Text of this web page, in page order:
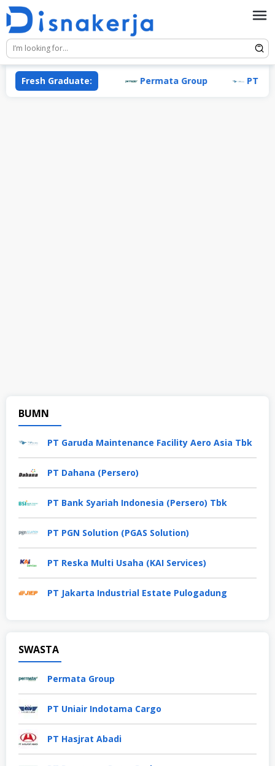
Skip
content
Fresh Graduate: Permata Group PT
BUMN
PT Garuda Maintenance Facility Aero Asia Tbk
PT Dahana (Persero)
PT Bank Syariah Indonesia (Persero) Tbk
PT PGN Solution (PGAS Solution)
PT Reska Multi Usaha (KAI Services)
PT Jakarta Industrial Estate Pulogadung
SWASTA
Permata Group
PT Uniair Indotama Cargo
PT Hasjrat Abadi